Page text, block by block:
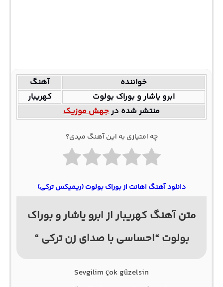
خواننده
آهنگ
ابرو یاشار و بوراک بولوت
کهریبار
منتشر شده درجهش موزیک
چه امتیازی به این آهنگ میدی؟
دانلود آهنگ اهانت از بوراک بولوت (ریمیکس ترکی)
متن آهنگ کهریبار از ابرو یاشار و بوراک
بولوت “احساسی با صدای زن ترکی “
Sevgilim çok güzelsin